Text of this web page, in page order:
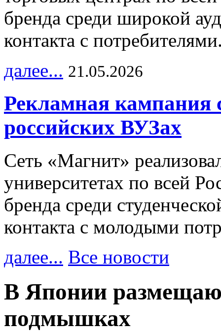
бренда среди широкой
контакта с
далее... 21.05.2026
Рекламная кампания
российских ВУЗах
Сеть «Магнит»
университетах по всей
бренда среди
контакта с молодыми
далее... Все новости
В Японии
подмышках